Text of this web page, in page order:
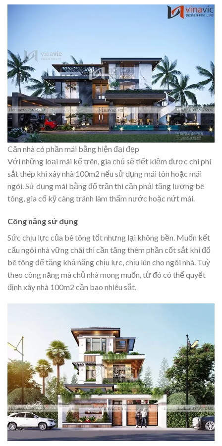
Căn nhà có phần mái bằng hiện đại đẹp
Với những loại mái kể trên, gia chủ sẽ tiết kiệm được chi phí
sắt thép khi xây nhà 100m2 nếu sử dụng mái tôn hoặc mái
ngói. Sử dụng mái bằng đổ trần thì cần phải tăng lượng bê
tông, gia cố kỹ càng tránh làm thấm nước hoặc nứt mái.
Công năng sử dụng
Sức chịu lực của bê tông tốt nhưng lại không bền. Muốn kết
cấu ngôi nhà vững chãi thì cần tăng thêm phần cốt sắt khi đổ
bê tông để tăng khả năng chịu lực, chịu lún cho ngôi nhà. Tuỳ
theo công năng mà chủ nhà mong muốn, từ đó có thể quyết
định xây nhà 100m2 cần bao nhiêu sắt.